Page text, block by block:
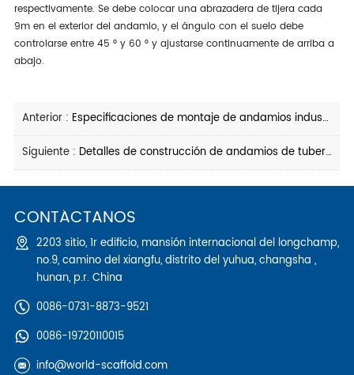
respectivamente. Se debe colocar una abrazadera de tijera cada
9m en el exterior del andamio, y el ángulo con el suelo debe
controlarse entre 45 ° y 60 ° y ajustarse continuamente de arriba a
abajo.
Anterior : Especificaciones de montaje de andamios industriales y estándares de aceptación
Siguiente : Detalles de construcción de andamios de tubería de acero acoplador
CONTÁCTANOS
2203 sitio, 1r edificio, mansión internacional del longchamp,
no.9, camino del xiangfu, distrito del yuhua, changsha ,
hunan, p.r. China
0086-0731-8873-9521
0086-19720110015
info@world-scaffold.com